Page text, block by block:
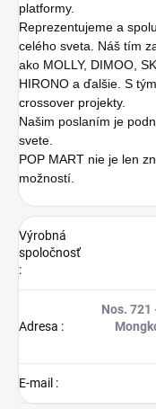
platformy.
Reprezentujeme a
celého sveta. Náš tím
ako MOLLY, DIMOO,
HIRONO a ďalšie. S
crossover projekty.
Našim poslaním je
svete.
POP MART nie je len
možností.
Výrobná
spoločnosť
:
Adresa :
Nos. 721
E-mail :